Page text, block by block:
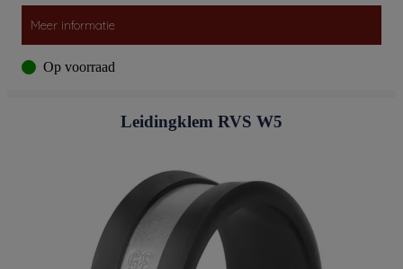
Meer informatie
Op voorraad
Leidingklem RVS W5